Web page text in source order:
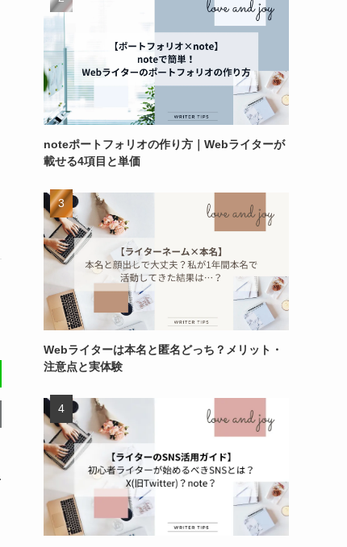
noteポートフォリオの作り方｜Webライターが
載せる4項目と単価
Webライターは本名と匿名どっち？メリット・
注意点と実体験